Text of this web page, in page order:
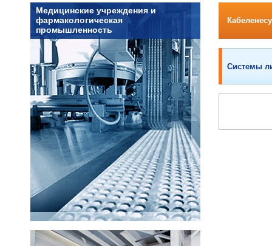
Медицинские учреждения и
фармакологическая
промышленность
Системы